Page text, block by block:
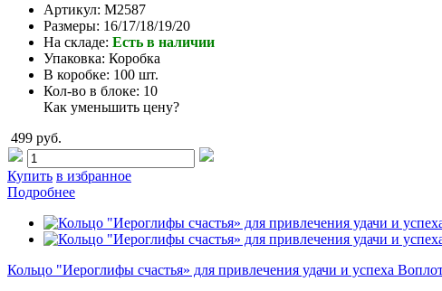
Артикул: M2587
Размеры: 16/17/18/19/20
На складе: Есть в наличии
Упаковка: Коробка
В коробке: 100 шт.
Кол-во в блоке: 10
Как уменьшить цену?
499 руб.
Купить в избранное
Подробнее
Кольцо "Иероглифы счастья» для привлечения удачи и успеха